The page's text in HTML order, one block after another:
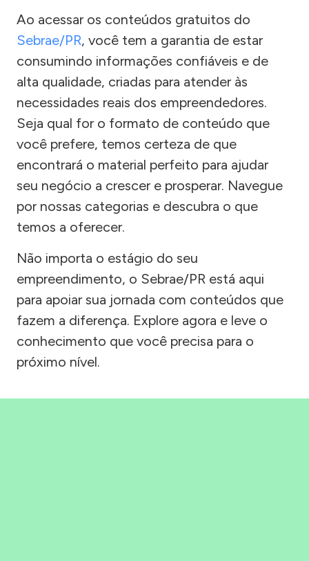
Ao acessar os conteúdos gratuitos do
Sebrae/PR, você tem a garantia de estar
consumindo informações confiáveis e de
alta qualidade, criadas para atender às
necessidades reais dos empreendedores.
Seja qual for o formato de conteúdo que
você prefere, temos certeza de que
encontrará o material perfeito para ajudar
seu negócio a crescer e prosperar. Navegue
por nossas categorias e descubra o que
temos a oferecer.
Não importa o estágio do seu
empreendimento, o Sebrae/PR está aqui
para apoiar sua jornada com conteúdos que
fazem a diferença. Explore agora e leve o
conhecimento que você precisa para o
próximo nível.